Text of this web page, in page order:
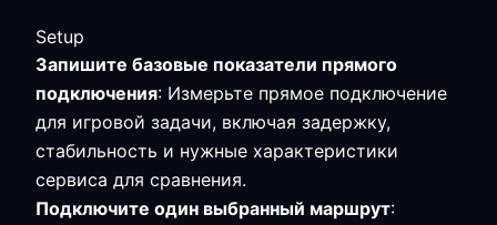
Setup
Запишите базовые показатели прямого
подключения: Измерьте прямое подключение
для игровой задачи, включая задержку,
стабильность и нужные характеристики
сервиса для сравнения.
Подключите один выбранный маршрут: